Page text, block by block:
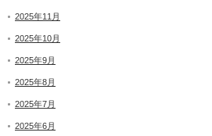
2025年11月
2025年10月
2025年9月
2025年8月
2025年7月
2025年6月